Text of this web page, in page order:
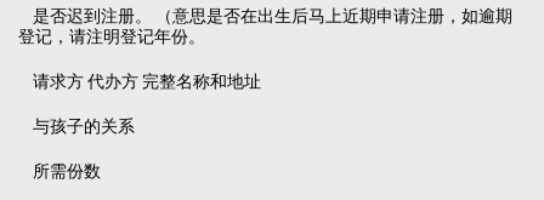
是否迟到注册。 （意思是否在出生后马上近期申请注册，如逾期
登记，请注明登记年份。
请求方 代办方 完整名称和地址
与孩子的关系
所需份数